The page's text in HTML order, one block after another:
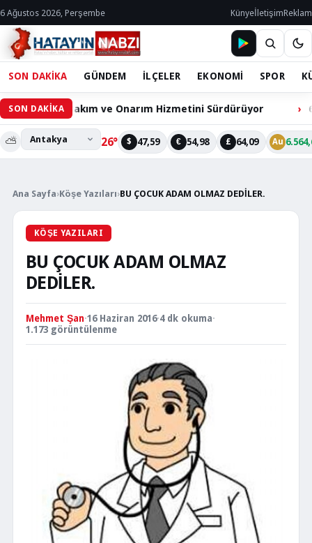
6 Ağustos 2026, Perşembe KünyeİletişimReklam
SON DAKİKA GÜNDEM İLÇELER EKONOMİ SPOR
SON DAKİKA
Bakım ve Onarım Hizmetini Sürdürüyor 60 Bin
⛅ 26° $ 47,59 € 54,98 £ 64,09 Au
Ana Sayfa›Köşe Yazıları›BU ÇOCUK ADAM OLMAZ DEDİLER.
KÖŞE YAZILARI
BU ÇOCUK ADAM OLMAZ
DEDİLER.
Mehmet Şan·16 Haziran 2016·4 dk okuma·
1.173 görüntülenme